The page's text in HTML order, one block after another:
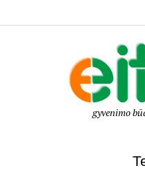
gyvenimo